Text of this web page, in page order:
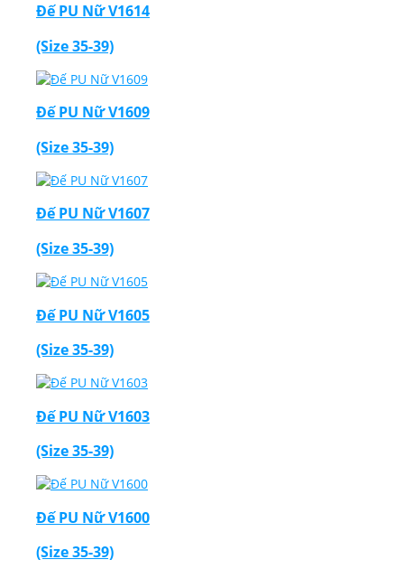
Đế PU Nữ V1614
(Size 35-39)
Đế PU Nữ V1609
(Size 35-39)
Đế PU Nữ V1607
(Size 35-39)
Đế PU Nữ V1605
(Size 35-39)
Đế PU Nữ V1603
(Size 35-39)
Đế PU Nữ V1600
(Size 35-39)